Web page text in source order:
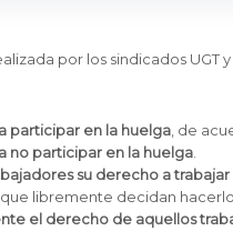
por los sindicados UGT
participar en la huelga , de
no participar en la huelga
su derecho a
libremente decidan hacerlo.
el derecho de aquellos